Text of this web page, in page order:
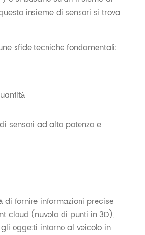
insieme di sensori si trova
sfide tecniche fondamentali:
sensori ad alta potenza e
di fornire informazioni precise
cloud (nuvola di punti in 3D),
oggetti intorno al veicolo in